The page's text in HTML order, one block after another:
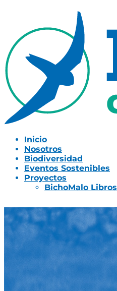
Inicio
Nosotros
Biodiversidad
Eventos Sostenibles
Proyectos
BichoMalo Libros